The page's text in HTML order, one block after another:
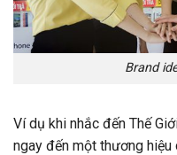
Brand
Ví dụ khi nhắc đến Thế
ngay đến một thương hiệu